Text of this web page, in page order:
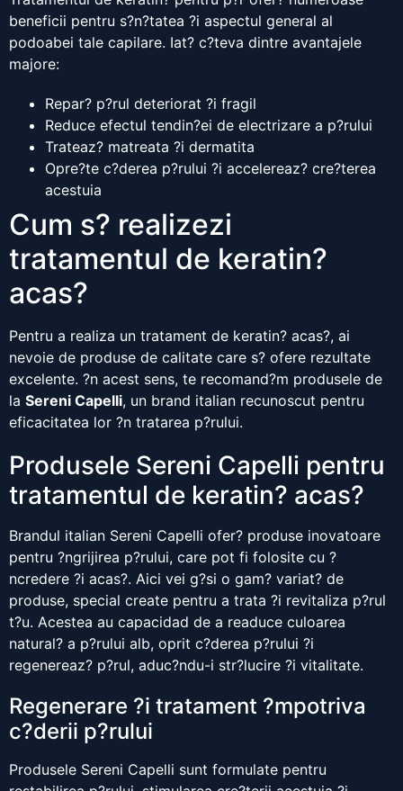
beneficii pentru s?n?tatea ?i aspectul general al
podoabei tale capilare. Iat? c?teva dintre avantajele
majore:
Repar? p?rul deteriorat ?i fragil
Reduce efectul tendin?ei de electrizare a p?rului
Trateaz? matreata ?i dermatita
Opre?te c?derea p?rului ?i accelereaz? cre?terea
acestuia
Cum s? realizezi
tratamentul de keratin?
acas?
Pentru a realiza un tratament de keratin? acas?, ai
nevoie de produse de calitate care s? ofere rezultate
excelente. ?n acest sens, te recomand?m produsele de
la Sereni Capelli, un brand italian recunoscut pentru
eficacitatea lor ?n tratarea p?rului.
Produsele Sereni Capelli pentru
tratamentul de keratin? acas?
Brandul italian Sereni Capelli ofer? produse inovatoare
pentru ?ngrijirea p?rului, care pot fi folosite cu ?
ncredere ?i acas?. Aici vei g?si o gam? variat? de
produse, special create pentru a trata ?i revitaliza p?rul
t?u. Acestea au capacidad de a readuce culoarea
natural? a p?rului alb, oprit c?derea p?rului ?i
regenereaz? p?rul, aduc?ndu-i str?lucire ?i vitalitate.
Regenerare ?i tratament ?mpotriva
c?derii p?rului
Produsele Sereni Capelli sunt formulate pentru